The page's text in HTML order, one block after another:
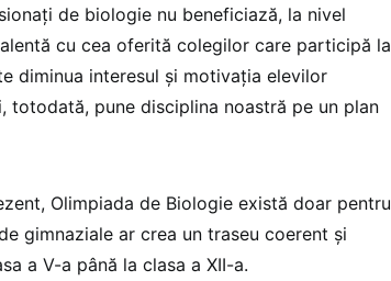
de biologie nu beneficiază, la nivel
cu cea oferită colegilor care participă la
diminua interesul şi motivația elevilor
totodată, pune disciplina noastră pe un plan
Olimpiada de Biologie există doar pentru
gimnaziale ar crea un traseu coerent şi
a V-a până la clasa a XII-a.